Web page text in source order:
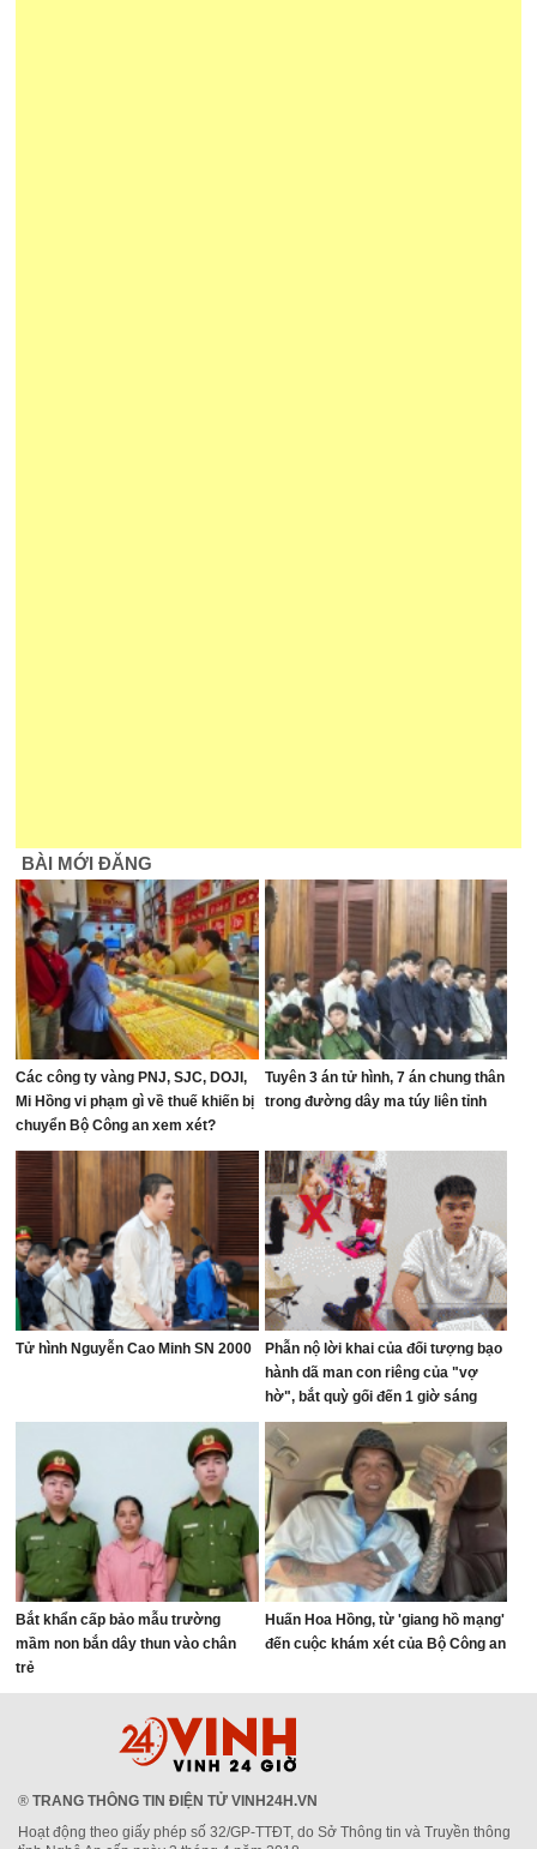
BÀI MỚI ĐĂNG
Các công ty vàng PNJ, SJC, DOJI,
Mi Hồng vi phạm gì về thuế khiến bị
chuyển Bộ Công an xem xét?
Tuyên 3 án tử hình, 7 án chung thân
trong đường dây ma túy liên tỉnh
Tử hình Nguyễn Cao Minh SN 2000
Phẫn nộ lời khai của đối tượng bạo
hành dã man con riêng của "vợ
hờ", bắt quỳ gối đến 1 giờ sáng
Bắt khẩn cấp bảo mẫu trường
mầm non bắn dây thun vào chân
trẻ
Huấn Hoa Hồng, từ 'giang hồ mạng'
đến cuộc khám xét của Bộ Công an
® TRANG THÔNG TIN ĐIỆN TỬ VINH24H.VN
Hoạt động theo giấy phép số 32/GP-TTĐT, do Sở Thông tin và Truyền thông